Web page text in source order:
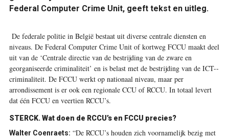
Federal Computer Crime Unit, geeft tekst en uitleg.
De federale politie in België bestaat uit diverse centrale diensten en
niveaus. De Federal Computer Crime Unit of kortweg FCCU maakt deel
uit van de ‘Centrale directie van de bestrijding van de zware en
georganiseerde criminaliteit’ en is belast met de bestrijding van de ICT-­
criminaliteit. De FCCU werkt op nationaal niveau, maar per
arrondissement is er ook een regionale CCU of RCCU. In totaal levert
dat één FCCU en veertien RCCU’s.
STERCK. Wat doen de RCCU’s en FCCU precies?
Walter Coenraets: “De RCCU’s houden zich voornamelijk bezig met